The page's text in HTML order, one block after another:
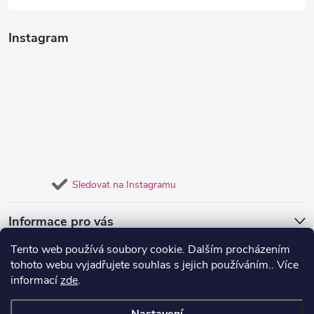
Tento web používá soubory cookie. Dalším procházením
tohoto webu vyjadřujete souhlas s jejich používáním.. Více
informacízde.
Instagram
Sledovat na Instagramu
Informace pro vás
Přijímáme online platby